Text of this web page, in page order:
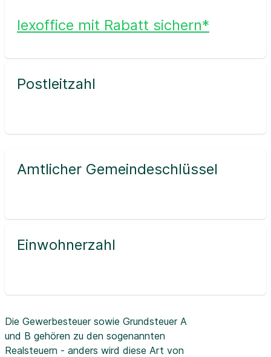
lexoffice mit Rabatt sichern*
Postleitzahl
Amtlicher Gemeindeschlüssel
Einwohnerzahl
Die Gewerbesteuer sowie Grundsteuer A
und B gehören zu den sogenannten
Realsteuern - anders wird diese Art von